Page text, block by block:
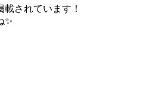
されています！
✨